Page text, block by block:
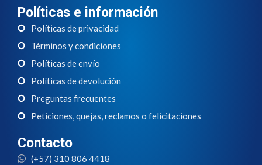
Políticas e información
Políticas de privacidad
Términos y condiciones
Políticas de envío
Políticas de devolución
Preguntas frecuentes
Peticiones, quejas, reclamos o felicitaciones
Contacto
(+57) 310 806 4418